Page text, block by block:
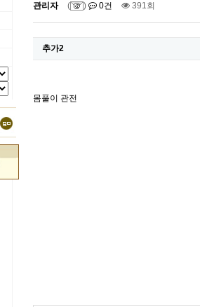
관리자 ( ) 0건 391회
추가2
몸풀이 관전